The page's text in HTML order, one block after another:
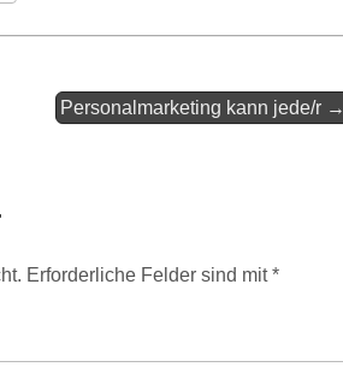
Personalmarketing kann jede/r →
Erforderliche Felder sind mit*